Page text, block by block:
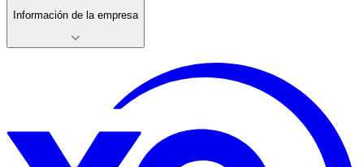
Información de la empresa